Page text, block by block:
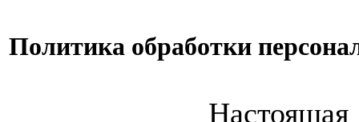
Политика обработки
Настоящая